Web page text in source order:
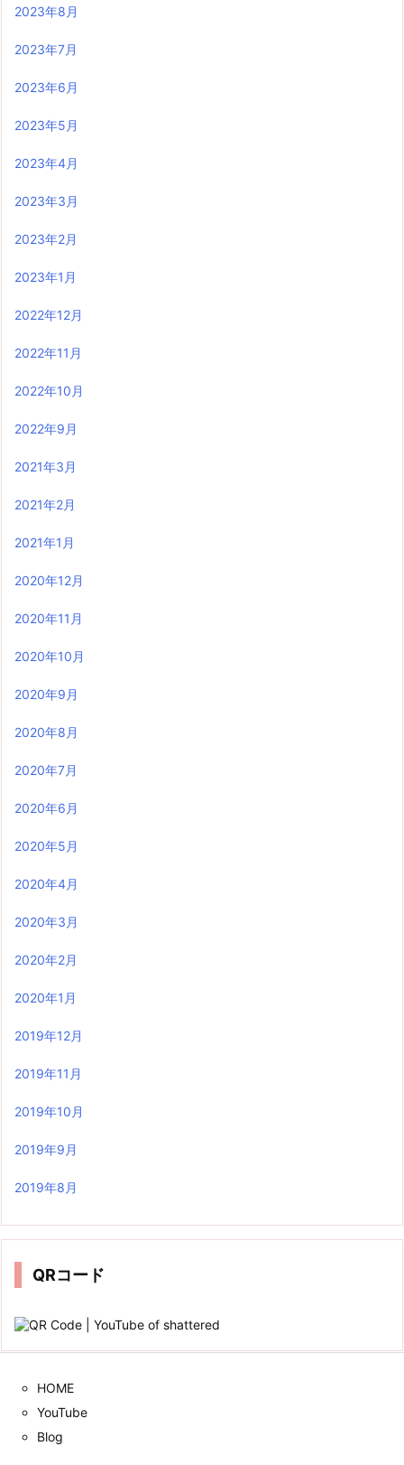
2023年8月
2023年7月
2023年6月
2023年5月
2023年4月
2023年3月
2023年2月
2023年1月
2022年12月
2022年11月
2022年10月
2022年9月
2021年3月
2021年2月
2021年1月
2020年12月
2020年11月
2020年10月
2020年9月
2020年8月
2020年7月
2020年6月
2020年5月
2020年4月
2020年3月
2020年2月
2020年1月
2019年12月
2019年11月
2019年10月
2019年9月
2019年8月
QRコード
HOME
YouTube
Blog